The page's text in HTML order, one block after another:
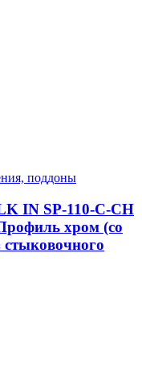
поддоны
IN SP-110-C-CH
хром (со
стыковочного